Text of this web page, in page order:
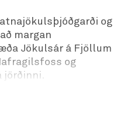
og
margan
Jökulsár á Fjöllum
og
jörðinni.